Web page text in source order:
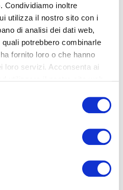
Condividiamo inoltre
utilizza il nostro sito con i
di analisi dei dati web,
potrebbero combinarle
fornito loro o che hanno
loro servizi. Acconsenta ai